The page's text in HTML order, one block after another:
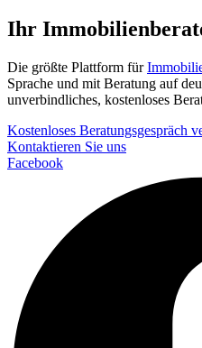
Ihr
Die größte Plattform für
Sprache und mit Beratung auf
unverbindliches, kostenloses
Kostenloses Beratungsgespräch
Kontaktieren Sie uns
Facebook